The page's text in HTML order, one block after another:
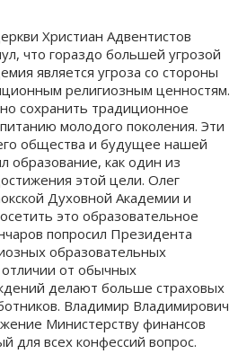
Христиан Адвентистов
что гораздо большей угрозой
является угроза со стороны
религиозным ценностям.
сохранить традиционное
молодого поколения. Эти
общества и будущее нашей
образование, как один из
этой цели. Олег
Духовной Академии и
это образовательное
попросил Президента
образовательных
от обычных
делают больше страховых
Владимир Владимирович
Министерству финансов
для всех конфессий вопрос.